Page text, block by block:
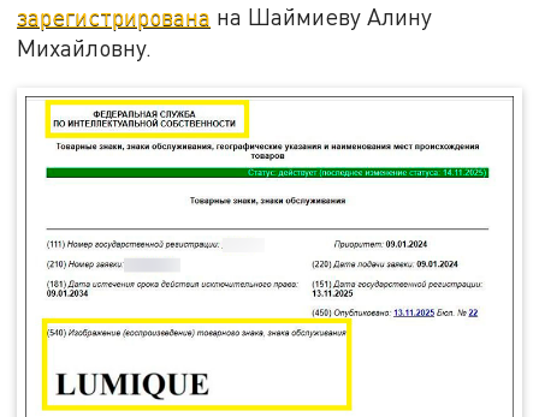
зарегистрирована на Шаймиеву Алину
Михайловну.